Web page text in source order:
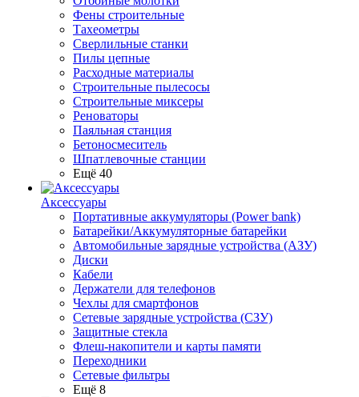
Фены строительные
Тахеометры
Сверлильные станки
Пилы цепные
Расходные материалы
Строительные пылесосы
Строительные миксеры
Реноваторы
Паяльная станция
Бетоносмеситель
Шпатлевочные станции
Ещё 40
Аксессуары
Портативные аккумуляторы (Power bank)
Батарейки/Аккумуляторные батарейки
Автомобильные зарядные устройства (АЗУ)
Диски
Кабели
Держатели для телефонов
Чехлы для смартфонов
Сетевые зарядные устройства (СЗУ)
Защитные стекла
Флеш-накопители и карты памяти
Переходники
Сетевые фильтры
Ещё 8